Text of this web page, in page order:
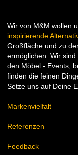
Wir von M&M wollen
inspirierende
Großfläche und zu
ermöglichen. Wir
den Möbel - Events,
finden die feinen
Setze uns auf Deine
Markenvielfalt
Referenzen
Feedback